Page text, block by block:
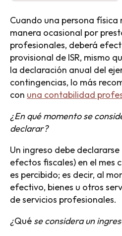
Cuando una persona física
manera ocasional por
profesionales, deberá
provisional de ISR, mismo
la declaración anual del
contingencias, lo más
con una contabilidad
¿En qué momento se
declarar?
Un ingreso debe
efectos fiscales) en el mes
es percibido; es decir, al
efectivo, bienes u otros
de servicios profesionales.
¿Qué se considera un